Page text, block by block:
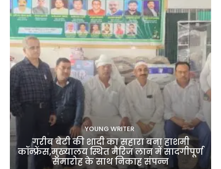
YOUNG WRITER
गरीब बेटी की शादी का सहारा बना हाशमी
कॉन्फ्रेंस,मुख्यालय स्थित मैरिज लान में सादगीपूर्ण
समारोह के साथ निकाह संपन्न